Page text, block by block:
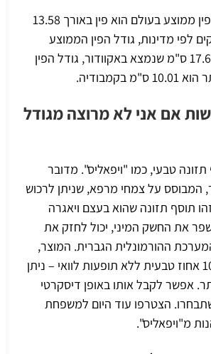
לעומת זאת, אורך פין ממוצע בעולם הוא פין באורך 13.58
לפי מדינות, גודל הפין הממוצע
הגדול ביותר הוא 17.61 ס"מ שנמצא באקוודור, גודל הפין
אם אני לא מרוצה מגודל
טבעי, כמו "ויפאליס". מדובר
המבוסס על צמחי מרפא, שניתן לרכוש
תוסף תזונה שהוא בעצם ויאגרה
את החשק המיני, יכול לחזק את
ההורמונלית הגברית. המוצר,
בעצם פורומולה 100 אחוז טבעית ללא תופעות לוואי – ניתן
אפשר לקבל אותו באופן דיסקרטי
הצטרפו עוד היום למשפחת
מ"ויפאליס".